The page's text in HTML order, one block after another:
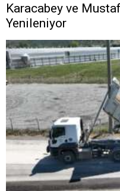
Karacabey ve
Yenileniyor